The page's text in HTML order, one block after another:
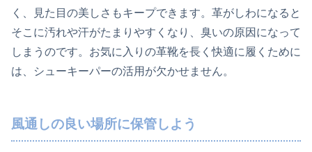
く、見た目の美しさもキープできます。革がしわになると
そこに汚れや汗がたまりやすくなり、臭いの原因になって
しまうのです。お気に入りの革靴を長く快適に履くために
は、シューキーパーの活用が欠かせません。
風通しの良い場所に保管しよう